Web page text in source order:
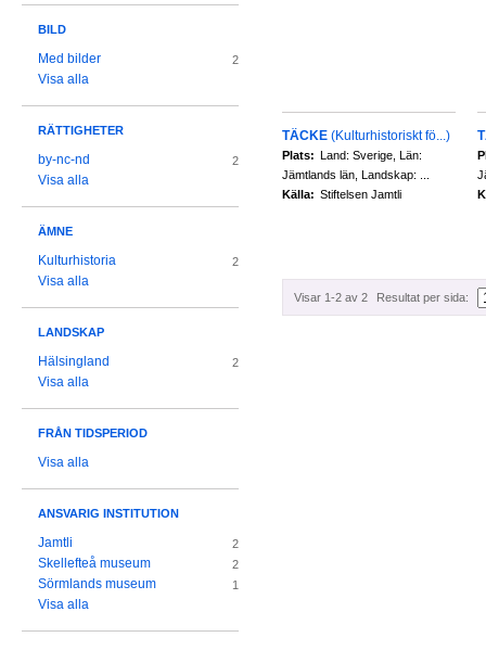
TÄCKE (Kulturhistoriskt fö...)
Plats: Land: Sverige, Län:
Jämtlands län, Landskap: ...
Källa: Stiftelsen Jamtli
Visar 1-2 av 2 Resultat per sida:
BILD
Med bilder 2
Visa alla
RÄTTIGHETER
by-nc-nd 2
Visa alla
ÄMNE
Kulturhistoria 2
Visa alla
LANDSKAP
Hälsingland 2
Visa alla
FRÅN TIDSPERIOD
Visa alla
ANSVARIG INSTITUTION
Jamtli 2
Skellefteå museum 2
Sörmlands museum 1
Visa alla